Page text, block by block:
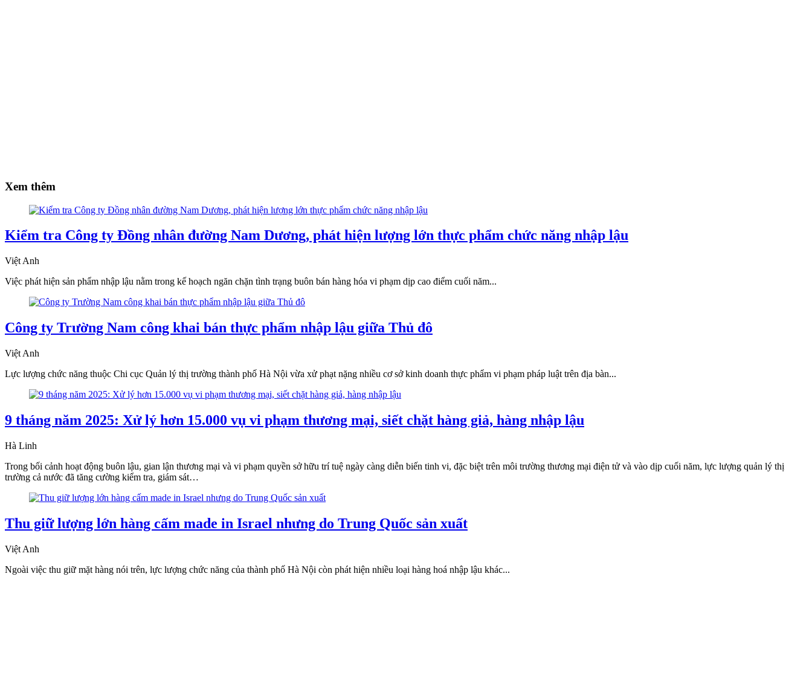
Xem thêm
Kiểm tra Công ty Đồng nhân đường Nam Dương, phát hiện lượng lớn thực phẩm chức năng nhập lậu
Việt Anh
Việc phát hiện sản phẩm nhập lậu nằm trong kế hoạch ngăn chặn tình trạng buôn bán hàng hóa vi phạm dịp cao điểm cuối năm...
Công ty Trường Nam công khai bán thực phẩm nhập lậu giữa Thủ đô
Việt Anh
Lực lượng chức năng thuộc Chi cục Quản lý thị trường thành phố Hà Nội vừa xử phạt nặng nhiều cơ sở kinh doanh thực phẩm vi phạm pháp luật trên địa bàn...
9 tháng năm 2025: Xử lý hơn 15.000 vụ vi phạm thương mại, siết chặt hàng giả, hàng nhập lậu
Hà Linh
Trong bối cảnh hoạt động buôn lậu, gian lận thương mại và vi phạm quyền sở hữu trí tuệ ngày càng diễn biến tinh vi, đặc biệt trên môi trường thương mại điện tử và vào dịp cuối năm, lực lượng quản lý thị
trường cả nước đã tăng cường kiểm tra, giám sát…
Thu giữ lượng lớn hàng cấm made in Israel nhưng do Trung Quốc sản xuất
Việt Anh
Ngoài việc thu giữ mặt hàng nói trên, lực lượng chức năng của thành phố Hà Nội còn phát hiện nhiều loại hàng hoá nhập lậu khác...